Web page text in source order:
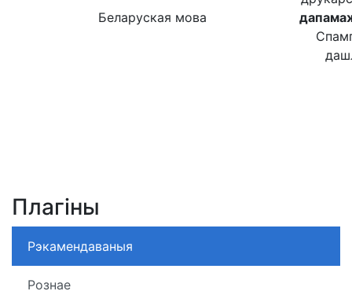
Беларуская мова
Плагіны
Рэкамендаваныя
Рознае